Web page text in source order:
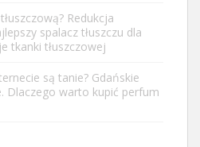
Redukcja
spalacz tłuszczu dla
tkanki tłuszczowej
są tanie? Gdańskie
Dlaczego warto kupić perfum